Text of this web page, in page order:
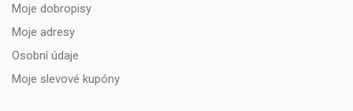
Moje dobropisy
Moje adresy
Osobní údaje
Moje slevové kupóny